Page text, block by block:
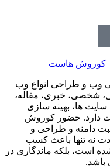
وب و طراحی انواع وب
شخصی، خبری، مقاله،
سایت ها، بهینه سازی
دارد. حضور کوروش
ثبت دامنه و طراحی و
نه تنها باعث کسب
است، بلکه ماندگاری در
باشد.